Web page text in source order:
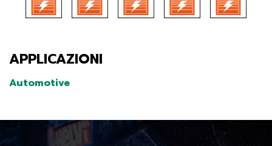
APPLICAZIONI
Automotive